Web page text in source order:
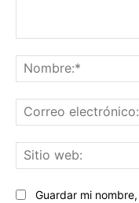
Guardar mi